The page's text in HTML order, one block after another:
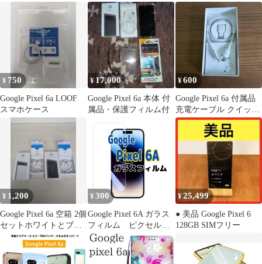
透明 カバー
¥ 750
Google Pixel 6a LOOF
スマホケース
¥ 17,000
Google Pixel 6a 本体 付
属品・保護フィルム付
¥600
Google Pixel 6a 付属品
充電ケーブル クイック
スイッチアダプター
¥ 1,200
Google Pixel 6a 空箱 2個
セットホワイトとブラ
ック空箱のみ！！
¥ 300
Google Pixel 6A ガラス
フィルム ピクセル
強化 9H 液晶保護
¥25,499
● 美品 Google Pixel 6
128GB SIMフリー